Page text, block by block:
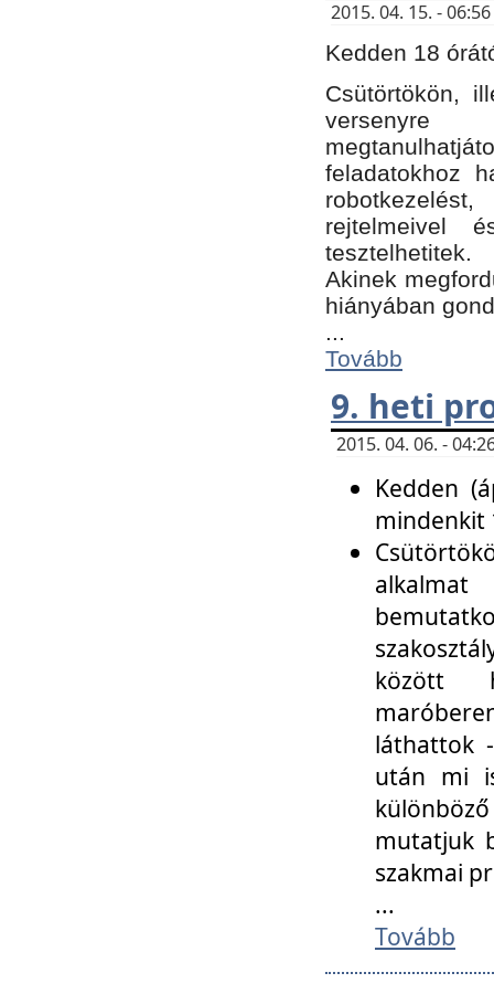
2015. 04. 15. -
Kedden 18
Csütörtökön,
versenyre
feladatokhoz
rejtelmeivel
tesztelhetitek.
Akinek
hiányában
...
Tovább
9. heti
2015. 04. 06. -
Kedden
mindenkit
között
láthattok
után mi
mutatjuk
szakmai
...
Tovább